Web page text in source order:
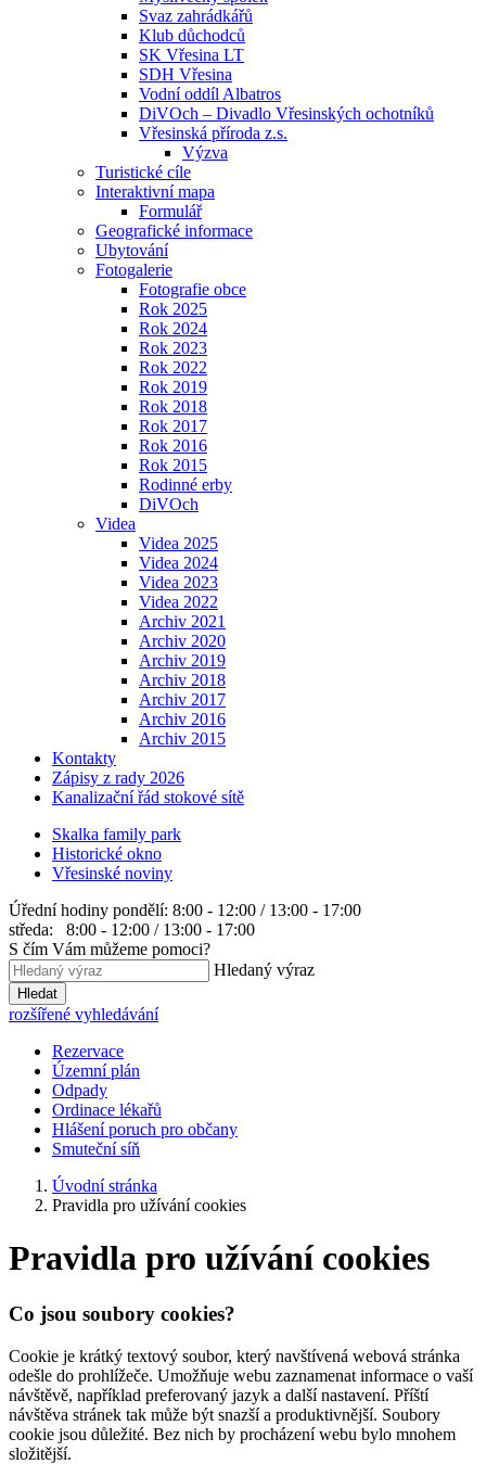
Svaz zahrádkářů
Klub důchodců
SK Vřesina LT
SDH Vřesina
Vodní oddíl Albatros
DiVOch – Divadlo Vřesinských ochotníků
Vřesinská příroda z.s.
Výzva
Turistické cíle
Interaktivní mapa
Formulář
Geografické informace
Ubytování
Fotogalerie
Fotografie obce
Rok 2025
Rok 2024
Rok 2023
Rok 2022
Rok 2019
Rok 2018
Rok 2017
Rok 2016
Rok 2015
Rodinné erby
DiVOch
Videa
Videa 2025
Videa 2024
Videa 2023
Videa 2022
Archiv 2021
Archiv 2020
Archiv 2019
Archiv 2018
Archiv 2017
Archiv 2016
Archiv 2015
Kontakty
Zápisy z rady 2026
Kanalizační řád stokové sítě
Skalka family park
Historické okno
Vřesinské noviny
Úřední hodiny pondělí: 8:00 - 12:00 / 13:00 - 17:00
středa: 8:00 - 12:00 / 13:00 - 17:00
S čím Vám můžeme pomoci?
Hledaný výraz
Hledat
rozšířené vyhledávání
Rezervace
Územní plán
Odpady
Ordinace lékařů
Hlášení poruch pro občany
Smuteční síň
Úvodní stránka
Pravidla pro užívání cookies
Pravidla pro užívání cookies
Co jsou soubory cookies?
Cookie je krátký textový soubor, který navštívená webová stránka
odešle do prohlížeče. Umožňuje webu zaznamenat informace o vaší
návštěvě, například preferovaný jazyk a další nastavení. Příští
návštěva stránek tak může být snazší a produktivnější. Soubory
cookie jsou důležité. Bez nich by procházení webu bylo mnohem
složitější.